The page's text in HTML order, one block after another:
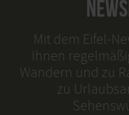
Mit dem Eifel-
Ihnen
Wandern und zu
zu